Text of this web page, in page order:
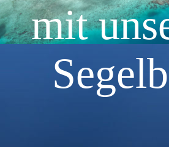
mit